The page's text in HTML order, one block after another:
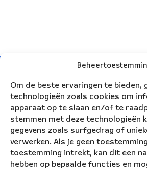
Om de beste ervaringen te bieden,
technologieën zoals cookies om
apparaat op te slaan en/of te
stemmen met deze technologieën
gegevens zoals surfgedrag of
verwerken. Als je geen
toestemming intrekt, kan dit een
hebben op bepaalde functies en